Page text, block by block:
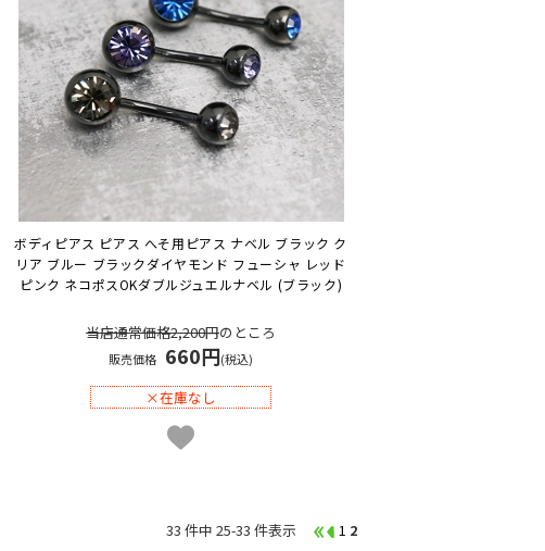
ボディピアス ピアス へそ用ピアス ナベル ブラック ク
リア ブルー ブラックダイヤモンド フューシャ レッド
ピンク ネコポスOKダブルジュエルナベル (ブラック)
当店通常価格2,200円のところ
販売価格 660円(税込)
×在庫なし
33 件中 25-33 件表示 1 2